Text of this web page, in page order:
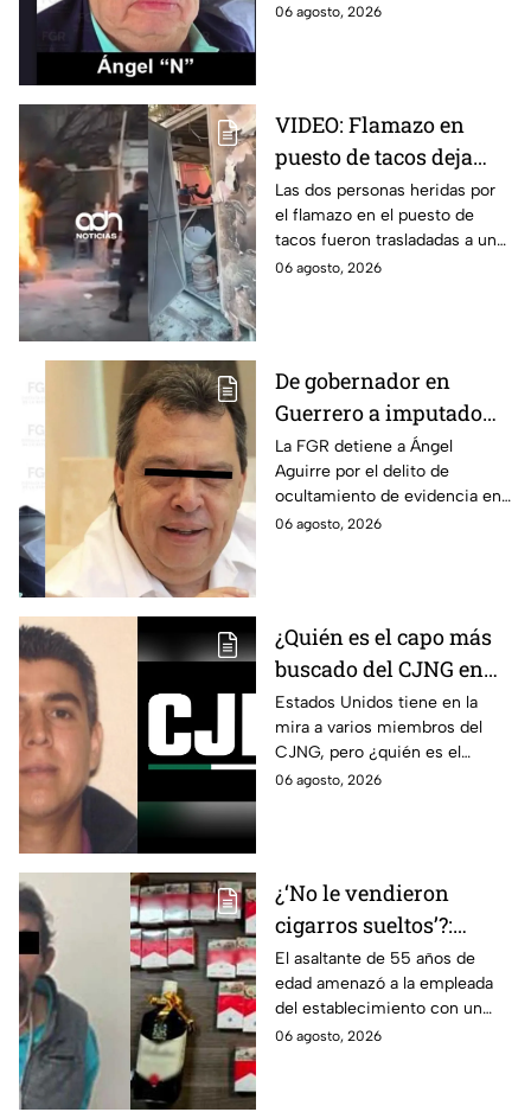
Aguirre: FGR
estudiantes desaparecidos de
06 agosto, 2026
VIDEO: Flamazo en
puesto de tacos deja
dos heridos en CDMX
Las dos personas heridas por
el flamazo en el puesto de
tacos fueron trasladadas a un
hospital para recibir atención
06 agosto, 2026
De gobernador en
Guerrero a imputado
por la "Verdad
Histórica"; Así fue como
Ángel Aguirre obstruyó
la justicia en caso
La FGR detiene a Ángel
Aguirre por el delito de
ocultamiento de evidencia en
el caso Ayotzinapa. Esta es la
06 agosto, 2026
¿Quién es el capo más
buscado del CJNG en
Estados Unidos?
Estados Unidos tiene en la
mira a varios miembros del
CJNG, pero ¿quién es el
miembro más buscado por el
06 agosto, 2026
¿‘No le vendieron
cigarros sueltos’?:
Detienen a hombre tras
asaltar una tienda y
llevarse más de 30
cajetillas en Iztapalapa
El asaltante de 55 años de
edad amenazó a la empleada
del establecimiento con un
arma de fuego, llevándose
06 agosto, 2026